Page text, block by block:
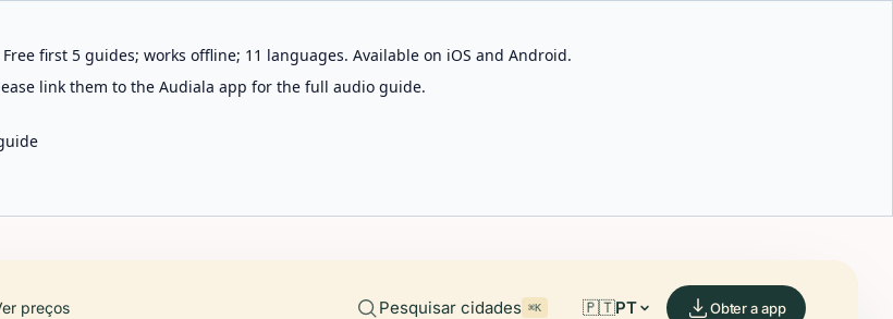
first 5 guides; works offline; 11 languages. Available on iOS and Android.
link them to the Audiala app for the full audio guide.
preços Pesquisar cidades ⌘K 🇵🇹PT Obter a app